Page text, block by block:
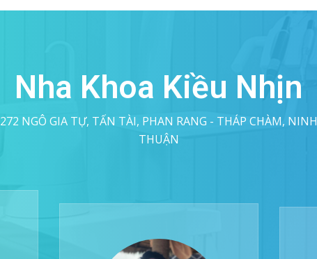
Nha Khoa Kiều Nhịn
272 NGÔ GIA TỰ, TẤN TÀI, PHAN RANG - THÁP CHÀM, NINH
THUẬN